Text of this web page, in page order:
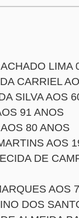
LIMA
CARRIEL
SILVA AOS
91 ANOS
80 ANOS
AOS
DE
AOS
DOS